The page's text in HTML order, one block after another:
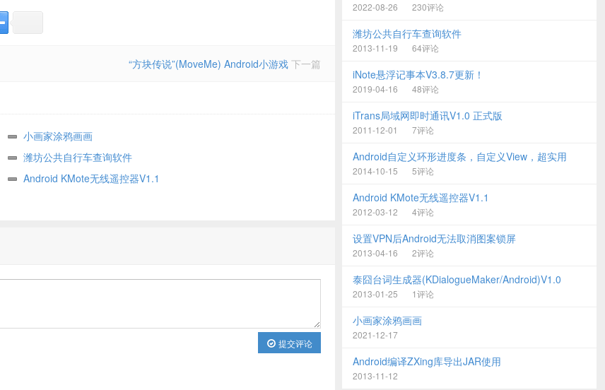
“方块传说”(MoveMe) Android小游戏 下一篇
小画家涂鸦画画
潍坊公共自行车查询软件
Android KMote无线遥控器V1.1
提交评论
2022-08-26 230评论
潍坊公共自行车查询软件
2013-11-19 64评论
iNote悬浮记事本V3.8.7更新！
2019-04-16 48评论
iTrans局域网即时通讯V1.0 正式版
2011-12-01 7评论
Android自定义环形进度条，自定义View，超实用
2014-10-15 5评论
Android KMote无线遥控器V1.1
2012-03-12 4评论
设置VPN后Android无法取消图案锁屏
2013-04-16 2评论
泰囧台词生成器(KDialogueMaker/Android)V1.0
2013-01-25 1评论
小画家涂鸦画画
2021-12-17
Android编译ZXing库导出JAR使用
2013-11-12